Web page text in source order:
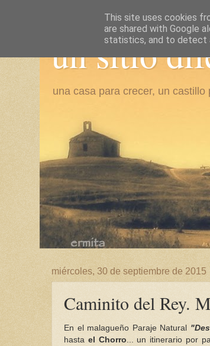
un sitio
una casa para crecer, un castillo
miércoles, 30 de septiembre de 2015
Caminito del Rey.
En el malagueño Paraje Natural
hasta el Chorro ... un itinerario por
This site uses cookies
are shared with Google
statistics, and to detect